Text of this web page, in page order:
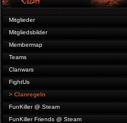
Mitglieder
Mitgliedsbilder
Membermap
Teams
Clanwars
FightUs
> Clanregeln
FunKiller @ Steam
FunKiller Friends @ Steam